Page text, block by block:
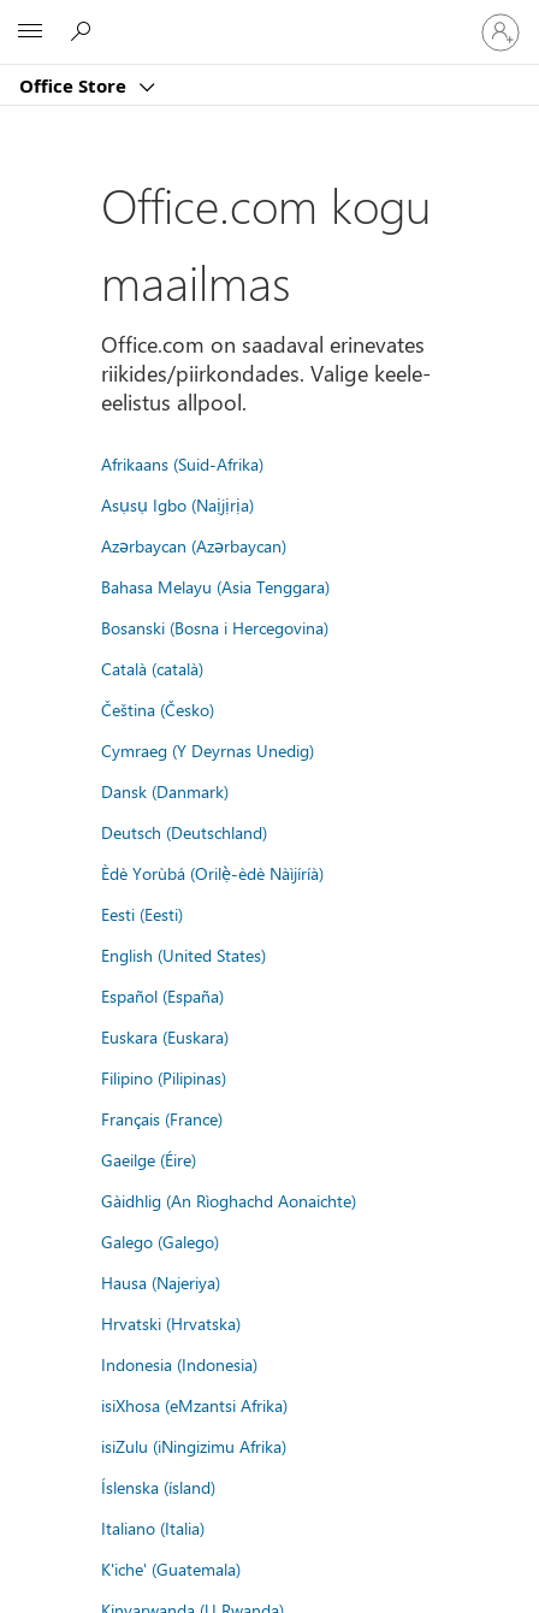
Office Store
Logige
sisse
oma
Office.com kogu
maailmas
Office.com on saadaval erinevates
riikides/piirkondades. Valige keele-
eelistus allpool.
Afrikaans (Suid-Afrika)
Asụsụ Igbo (Naịjịrịa)
Azərbaycan (Azərbaycan)
Bahasa Melayu (Asia Tenggara)
Bosanski (Bosna i Hercegovina)
Català (català)
Čeština (Česko)
Cymraeg (Y Deyrnas Unedig)
Dansk (Danmark)
Deutsch (Deutschland)
Èdè Yorùbá (Orilẹ̀-èdè Nàìjíríà)
Eesti (Eesti)
English (United States)
Español (España)
Euskara (Euskara)
Filipino (Pilipinas)
Français (France)
Gaeilge (Éire)
Gàidhlig (An Rìoghachd Aonaichte)
Galego (Galego)
Hausa (Najeriya)
Hrvatski (Hrvatska)
Indonesia (Indonesia)
isiXhosa (eMzantsi Afrika)
isiZulu (iNingizimu Afrika)
Íslenska (ísland)
Italiano (Italia)
K'iche' (Guatemala)